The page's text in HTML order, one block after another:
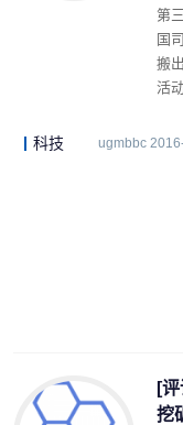
第
国
搬
活
科技 ugmbbc
[
挖